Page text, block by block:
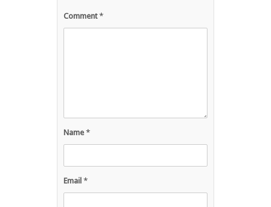
Comment*
Name *
Email *